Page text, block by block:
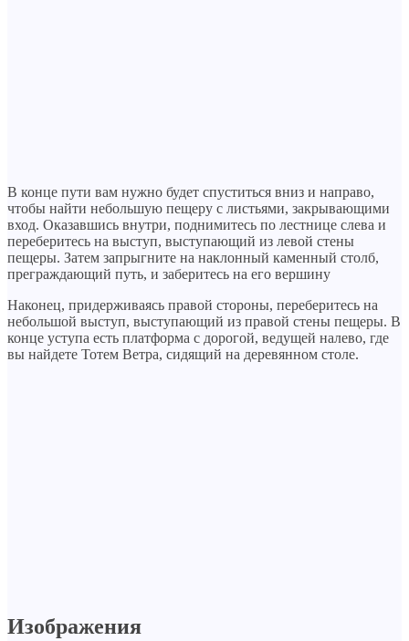
В конце пути вам нужно будет спуститься вниз и направо,
чтобы найти небольшую пещеру с листьями, закрывающими
вход. Оказавшись внутри, поднимитесь по лестнице слева и
переберитесь на выступ, выступающий из левой стены
пещеры. Затем запрыгните на наклонный каменный столб,
преграждающий путь, и заберитесь на его вершину
Наконец, придерживаясь правой стороны, переберитесь на
небольшой выступ, выступающий из правой стены пещеры. В
конце уступа есть платформа с дорогой, ведущей налево, где
вы найдете Тотем Ветра, сидящий на деревянном столе.
Изображения